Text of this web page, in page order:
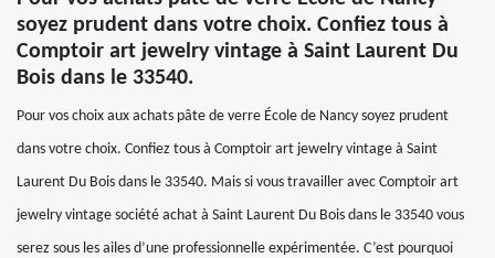
soyez prudent dans votre choix. Confiez tous à
Comptoir art jewelry vintage à Saint Laurent Du
Bois dans le 33540.
Pour vos choix aux achats pâte de verre École de Nancy soyez prudent
dans votre choix. Confiez tous à Comptoir art jewelry vintage à Saint
Laurent Du Bois dans le 33540. Mais si vous travailler avec Comptoir art
jewelry vintage société achat à Saint Laurent Du Bois dans le 33540 vous
serez sous les ailes d’une professionnelle expérimentée. C’est pourquoi